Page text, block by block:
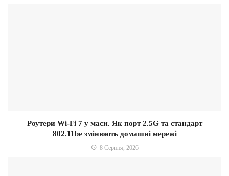
Роутери Wi-Fi 7 у маси. Як порт 2.5G та стандарт
802.11be змінюють домашні мережі
8 Серпня, 2026